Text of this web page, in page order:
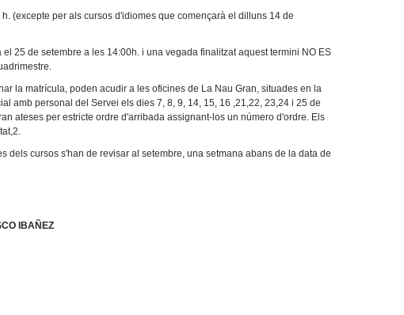
(excepte per als cursos d'idiomes que començarà el dilluns 14 de
25 de setembre a les 14:00h. i una vegada finalitzat aquest termini NO ES
la matrícula, poden acudir a les oficines de La Nau Gran, situades en la
amb personal del Servei els dies 7, 8, 9, 14, 15, 16 ,21,22, 23,24 i 25 de
ateses per estricte ordre d'arribada assignant-los un número d'ordre. Els
dels cursos s'han de revisar al setembre, una setmana abans de la data de
IBAÑEZ